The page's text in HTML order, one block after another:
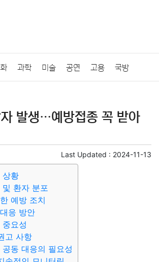
과학 미술 공연 고용 국방
일상 주식 암호화폐 블록체인
미용 증권 인테리어
원예
취미 여행
건강
발생…예방접종 꼭 받아
Last Updated : 2024-11-13
상황
환자 분포
예방 조치
응 방안
요성
고 사항
동 대응의 필요성